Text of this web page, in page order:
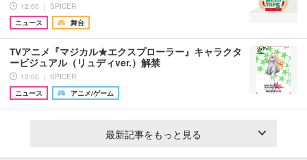
12:00 ｜ SPICER
ニュース
舞台
TVアニメ『マジカル★エクスプローラー』キャラクタ
ービジュアル（リュディver.）解禁
12:00 ｜ SPICER
ニュース
アニメ/ゲーム
最新記事をもっと見る